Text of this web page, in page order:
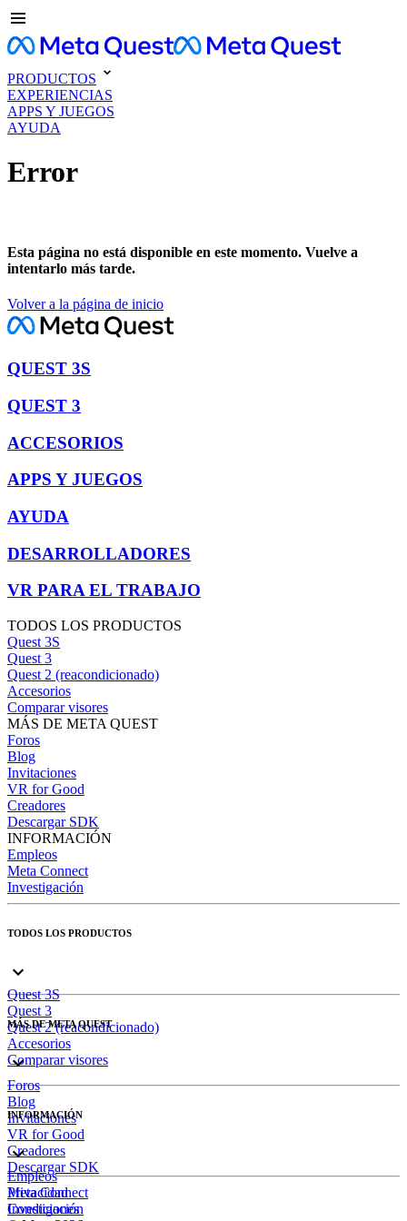
PRODUCTOS
EXPERIENCIAS
APPS Y JUEGOS
AYUDA
Error
Esta página no está disponible en este momento. Vuelve a
intentarlo más tarde.
Volver a la página de inicio
QUEST 3S
QUEST 3
ACCESORIOS
APPS Y JUEGOS
AYUDA
DESARROLLADORES
VR PARA EL TRABAJO
TODOS LOS PRODUCTOS
Quest 3S
Quest 3
Quest 2 (reacondicionado)
Accesorios
Comparar visores
MÁS DE META QUEST
Foros
Blog
Invitaciones
VR for Good
Creadores
Descargar SDK
INFORMACIÓN
Empleos
Meta Connect
Investigación
TODOS LOS PRODUCTOS
Quest 3S
Quest 3
Quest 2 (reacondicionado)
Accesorios
Comparar visores
MÁS DE META QUEST
Foros
Blog
Invitaciones
VR for Good
Creadores
Descargar SDK
INFORMACIÓN
Empleos
Meta Connect
Investigación
Privacidad
Condiciones